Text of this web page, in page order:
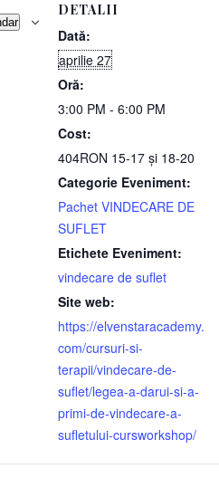
DETALII
Dată:
aprilie 27
Oră:
3:00 PM - 6:00 PM
Cost:
404RON 15-17 și 18-20
Categorie Eveniment:
Pachet VINDECARE DE
SUFLET
Etichete Eveniment:
vindecare de suflet
Site web:
https://elvenstaracademy.
com/cursuri-si-
terapii/vindecare-de-
suflet/legea-a-darui-si-a-
primi-de-vindecare-a-
sufletului-cursworkshop/